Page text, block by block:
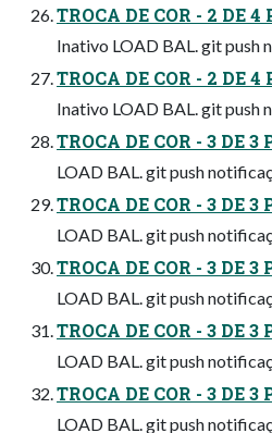
TROCA DE COR - 2 DE 4
Inativo LOAD BAL. git push
TROCA DE COR - 2 DE 4
Inativo LOAD BAL. git push
TROCA DE COR - 3 DE
LOAD BAL. git push
TROCA DE COR - 3 DE
LOAD BAL. git push
TROCA DE COR - 3 DE
LOAD BAL. git push
TROCA DE COR - 3 DE
LOAD BAL. git push
TROCA DE COR - 3 DE
LOAD BAL. git push